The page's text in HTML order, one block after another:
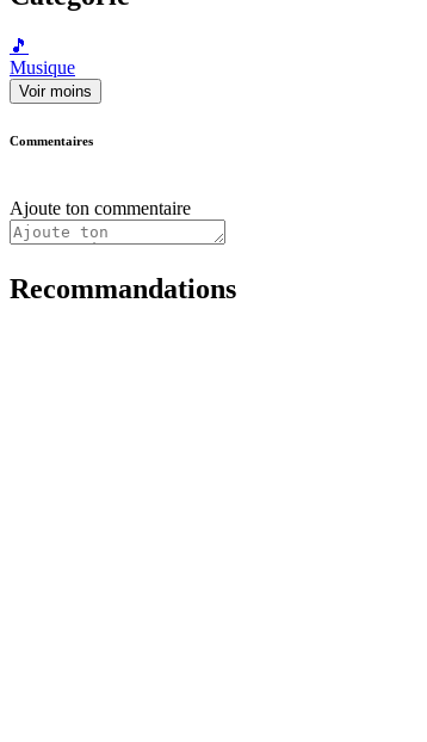
🎵
Musique
Voir moins
Commentaires
Ajoute ton commentaire
Recommandations